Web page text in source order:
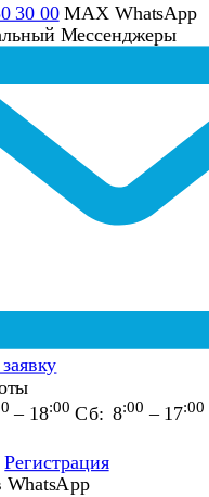
30 00 MAX WhatsApp
Мессенджеры
– 18:00 Сб: 8:00 – 17:00
Регистрация
WhatsApp